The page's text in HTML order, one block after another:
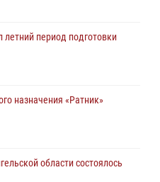
летний период подготовки
назначения «Ратник»
области состоялось